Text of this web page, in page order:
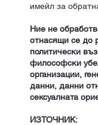
имейл за
Ние не
отнасящи се до
политически
философски
организации,
данни, данни
сексуалната
ИЗТОЧНИК: